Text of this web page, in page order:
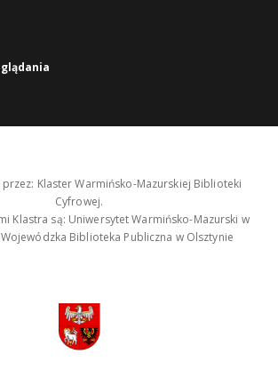
Klaster Warmińsko-Mazurskiej Biblioteki
Cyfrowej.
Klastra są: Uniwersytet Warmińsko-Mazurski w
Biblioteka Publiczna w Olsztynie